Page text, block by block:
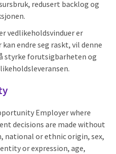
redusert backlog og
vedlikeholdsvinduer er
endre seg raskt, vil denne
styrke forutsigbarheten og
Employer where
decisions are made without
national or ethnic origin, sex,
or expression, age,